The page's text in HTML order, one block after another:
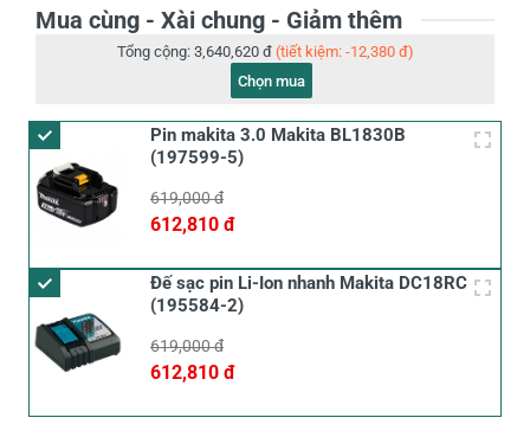
Mua cùng - Xài chung - Giảm thêm
Tổng cộng: 3,640,620 đ (tiết kiệm: -12,380 đ)
Chọn mua
Pin makita 3.0 Makita BL1830B
(197599-5)
619,000 đ
612,810 đ
Đế sạc pin Li-Ion nhanh Makita DC18RC
(195584-2)
619,000 đ
612,810 đ